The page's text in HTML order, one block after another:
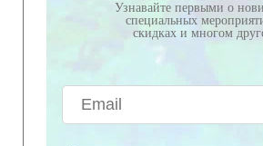
Узнавайте первыми о
специальных
скидках и многом